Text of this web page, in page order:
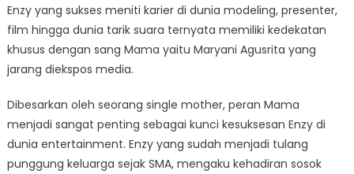
Enzy yang sukses meniti karier di dunia modeling, presenter,
film hingga dunia tarik suara ternyata memiliki kedekatan
khusus dengan sang Mama yaitu Maryani Agusrita yang
jarang diekspos media.
Dibesarkan oleh seorang single mother, peran Mama
menjadi sangat penting sebagai kunci kesuksesan Enzy di
dunia entertainment. Enzy yang sudah menjadi tulang
punggung keluarga sejak SMA, mengaku kehadiran sosok